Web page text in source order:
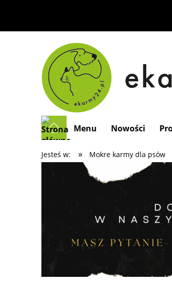
Menu Nowości
Jesteś w: » Mokre karmy dla psów